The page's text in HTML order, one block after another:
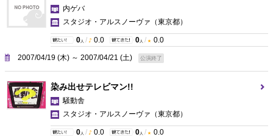
内ゲバ
スタジオ・アルスノーヴァ （東京都）
0 人 / 0.0 0 人 / 0.0
2007/04/19 (木) ～ 2007/04/21 (土) 公演終了
染み出せテレビマン!!
騒動舎
スタジオ・アルスノーヴァ （東京都）
0 人 / 0.0 0 人 / 0.0